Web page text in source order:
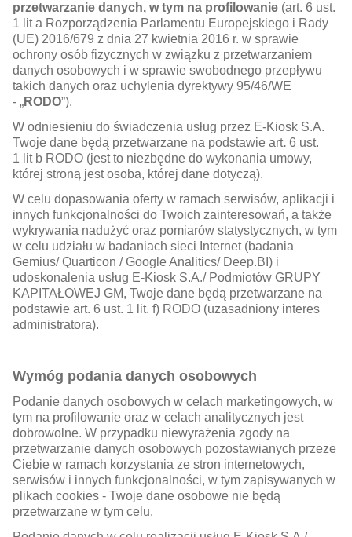
przetwarzanie danych, w tym na profilowanie (art. 6 ust.
1 lit a Rozporządzenia Parlamentu Europejskiego i Rady
(UE) 2016/679 z dnia 27 kwietnia 2016 r. w sprawie
ochrony osób fizycznych w związku z przetwarzaniem
danych osobowych i w sprawie swobodnego przepływu
takich danych oraz uchylenia dyrektywy 95/46/WE
- „RODO”).
W odniesieniu do świadczenia usług przez E-Kiosk S.A.
Twoje dane będą przetwarzane na podstawie art. 6 ust.
1 lit b RODO (jest to niezbędne do wykonania umowy,
której stroną jest osoba, której dane dotyczą).
W celu dopasowania oferty w ramach serwisów, aplikacji i
innych funkcjonalności do Twoich zainteresowań, a także
wykrywania nadużyć oraz pomiarów statystycznych, w tym
w celu udziału w badaniach sieci Internet (badania
Gemius/ Quarticon / Google Analitics/ Deep.BI) i
udoskonalenia usług E-Kiosk S.A./ Podmiotów GRUPY
KAPITAŁOWEJ GM, Twoje dane będą przetwarzane na
podstawie art. 6 ust. 1 lit. f) RODO (uzasadniony interes
administratora).
Wymóg podania danych osobowych
Podanie danych osobowych w celach marketingowych, w
tym na profilowanie oraz w celach analitycznych jest
dobrowolne. W przypadku niewyrażenia zgody na
przetwarzanie danych osobowych pozostawianych przeze
Ciebie w ramach korzystania ze stron internetowych,
serwisów i innych funkcjonalności, w tym zapisywanych w
plikach cookies - Twoje dane osobowe nie będą
przetwarzane w tym celu.